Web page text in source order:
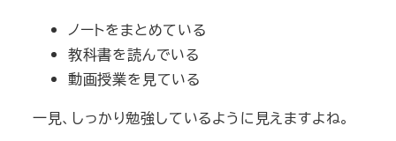
ノートをまとめている
教科書を読んでいる
動画授業を見ている
一見、しっかり勉強しているように見えますよね。